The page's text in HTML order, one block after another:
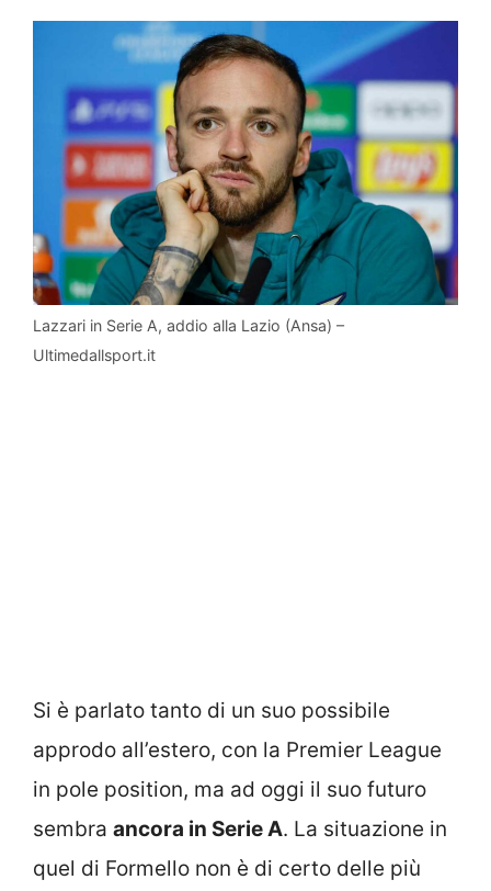
Lazzari in Serie A, addio alla Lazio (Ansa) –
Ultimedallsport.it
Si è parlato tanto di un suo possibile
approdo all’estero, con la Premier League
in pole position, ma ad oggi il suo futuro
sembra ancora in Serie A. La situazione in
quel di Formello non è di certo delle più